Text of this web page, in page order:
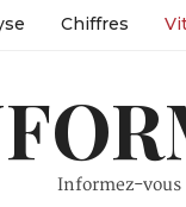
Chiffres
Informez-vous